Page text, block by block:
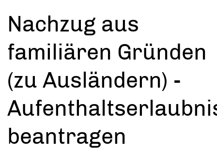
Nachzug aus
familiären Gründen
(zu Ausländern) -
beantragen